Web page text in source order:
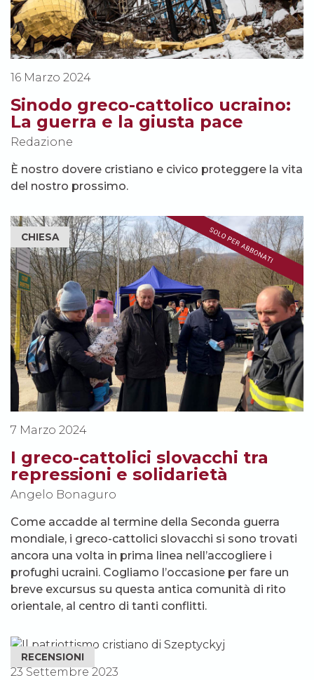
16 Marzo 2024
Sinodo greco-cattolico ucraino:
La guerra e la giusta pace
Redazione
È nostro dovere cristiano e civico proteggere la vita
del nostro prossimo.
CHIESA
7 Marzo 2024
I greco-cattolici slovacchi tra
repressioni e solidarietà
Angelo Bonaguro
Come accadde al termine della Seconda guerra
mondiale, i greco-cattolici slovacchi si sono trovati
ancora una volta in prima linea nell’accogliere i
profughi ucraini. Cogliamo l’occasione per fare un
breve excursus su questa antica comunità di rito
orientale, al centro di tanti conflitti.
RECENSIONI
23 Settembre 2023